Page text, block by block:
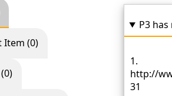
Item (0)
P3 has
1.
http://
31